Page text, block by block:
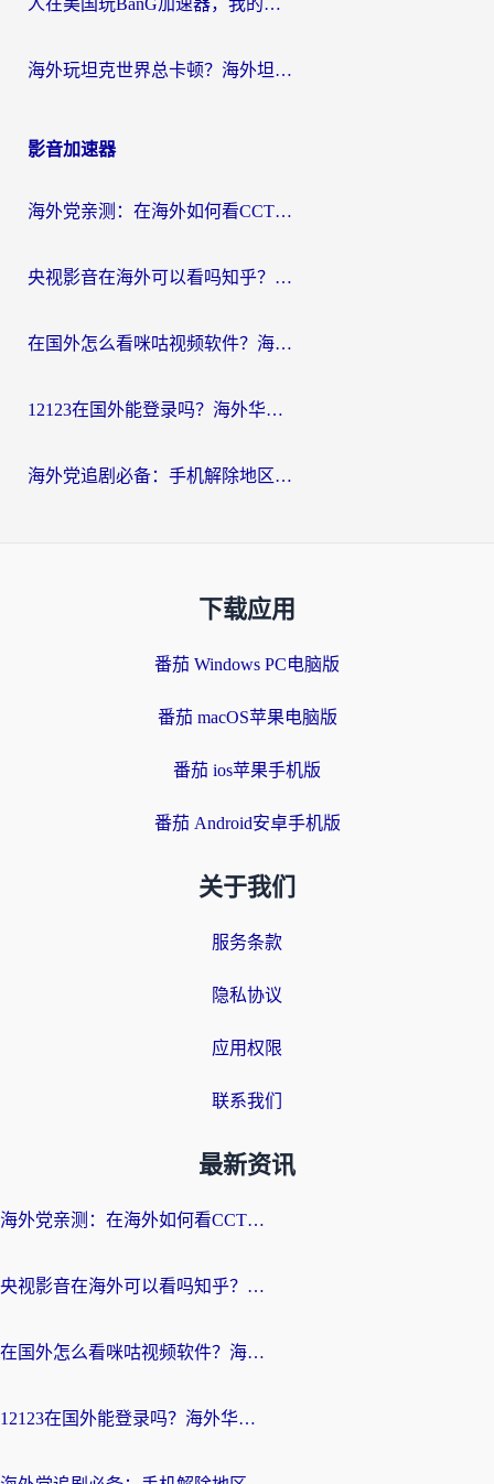
海外玩坦克世界总卡顿？海外坦克世界加速器有哪些？实测好用的选择在这里
影音加速器
海外党亲测：在海外如何看CCTV？告别“仅限大陆播放”的实用指南
央视影音在海外可以看吗知乎？留学生亲测：3步解决地域限制+追剧自由
在国外怎么看咪咕视频软件？海外党亲测有效的回国加速方案
12123在国外能登录吗？海外华人必看的回国加速实用指南
海外党追剧必备：手机解除地区限制app怎么选？解决央视视频&国内剧地区限制全指南
下载应用
番茄 Windows PC电脑版
番茄 macOS苹果电脑版
番茄 ios苹果手机版
番茄 Android安卓手机版
关于我们
服务条款
隐私协议
应用权限
联系我们
最新资讯
海外党亲测：在海外如何看CCTV？告别“仅限大陆播放”的实用指南
央视影音在海外可以看吗知乎？留学生亲测：3步解决地域限制+追剧自由
在国外怎么看咪咕视频软件？海外党亲测有效的回国加速方案
12123在国外能登录吗？海外华人必看的回国加速实用指南